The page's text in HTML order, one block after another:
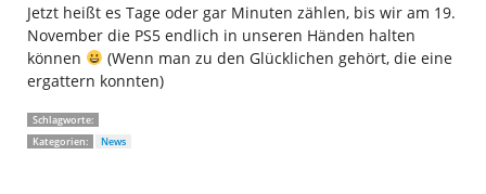
Jetzt heißt es Tage oder gar Minuten zählen, bis wir am 19.
November die PS5 endlich in unseren Händen halten
können
(Wenn man zu den Glücklichen gehört, die eine
ergattern konnten)
Schlagworte:
Kategorien:
News